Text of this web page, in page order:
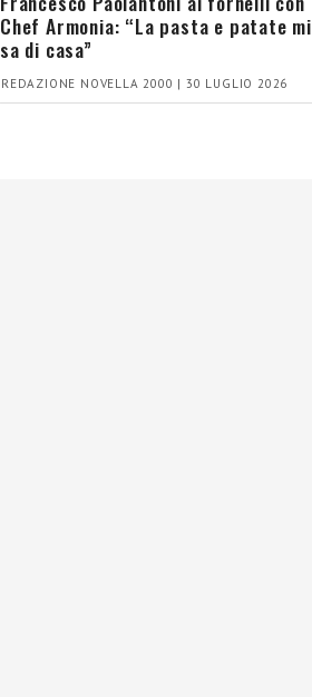
Chef Armonia: “La pasta e patate mi
sa di casa”
REDAZIONE NOVELLA 2000 | 30 LUGLIO 2026